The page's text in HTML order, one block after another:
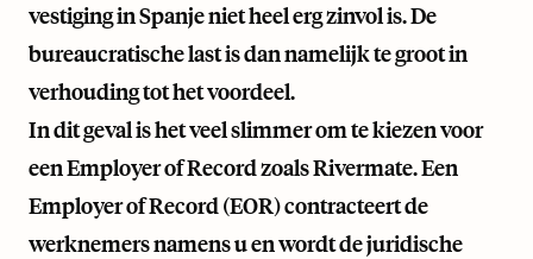
vestiging in Spanje niet heel erg zinvol is. De
bureaucratische last is dan namelijk te groot in
verhouding tot het voordeel.
In dit geval is het veel slimmer om te kiezen voor
een Employer of Record zoals Rivermate. Een
Employer of Record (EOR) contracteert de
werknemers namens u en wordt de juridische